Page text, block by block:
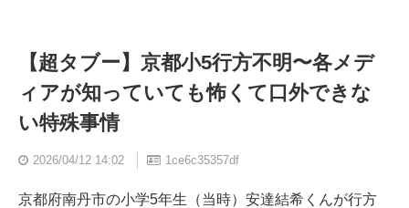
【超タブー】京都小5行方不明〜各メデ
ィアが知っていても怖くて口外できな
い特殊事情
2026/04/12 14:02 1ce6c35357df
京都府南丹市の小学5年生（当時）安達結希くんが行方